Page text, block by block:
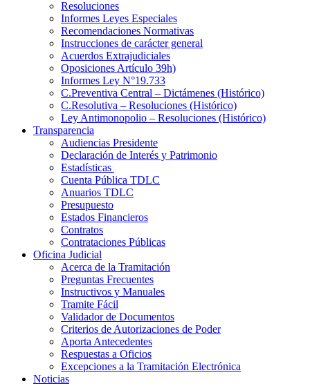
Resoluciones
Informes Leyes Especiales
Recomendaciones Normativas
Instrucciones de carácter general
Acuerdos Extrajudiciales
Oposiciones Artículo 39h)
Informes Ley N°19.733
C.Preventiva Central – Dictámenes (Histórico)
C.Resolutiva – Resoluciones (Histórico)
Ley Antimonopolio – Resoluciones (Histórico)
Transparencia
Audiencias Presidente
Declaración de Interés y Patrimonio
Estadísticas
Cuenta Pública TDLC
Anuarios TDLC
Presupuesto
Estados Financieros
Contratos
Contrataciones Públicas
Oficina Judicial
Acerca de la Tramitación
Preguntas Frecuentes
Instructivos y Manuales
Tramite Fácil
Validador de Documentos
Criterios de Autorizaciones de Poder
Aporta Antecedentes
Respuestas a Oficios
Excepciones a la Tramitación Electrónica
Noticias